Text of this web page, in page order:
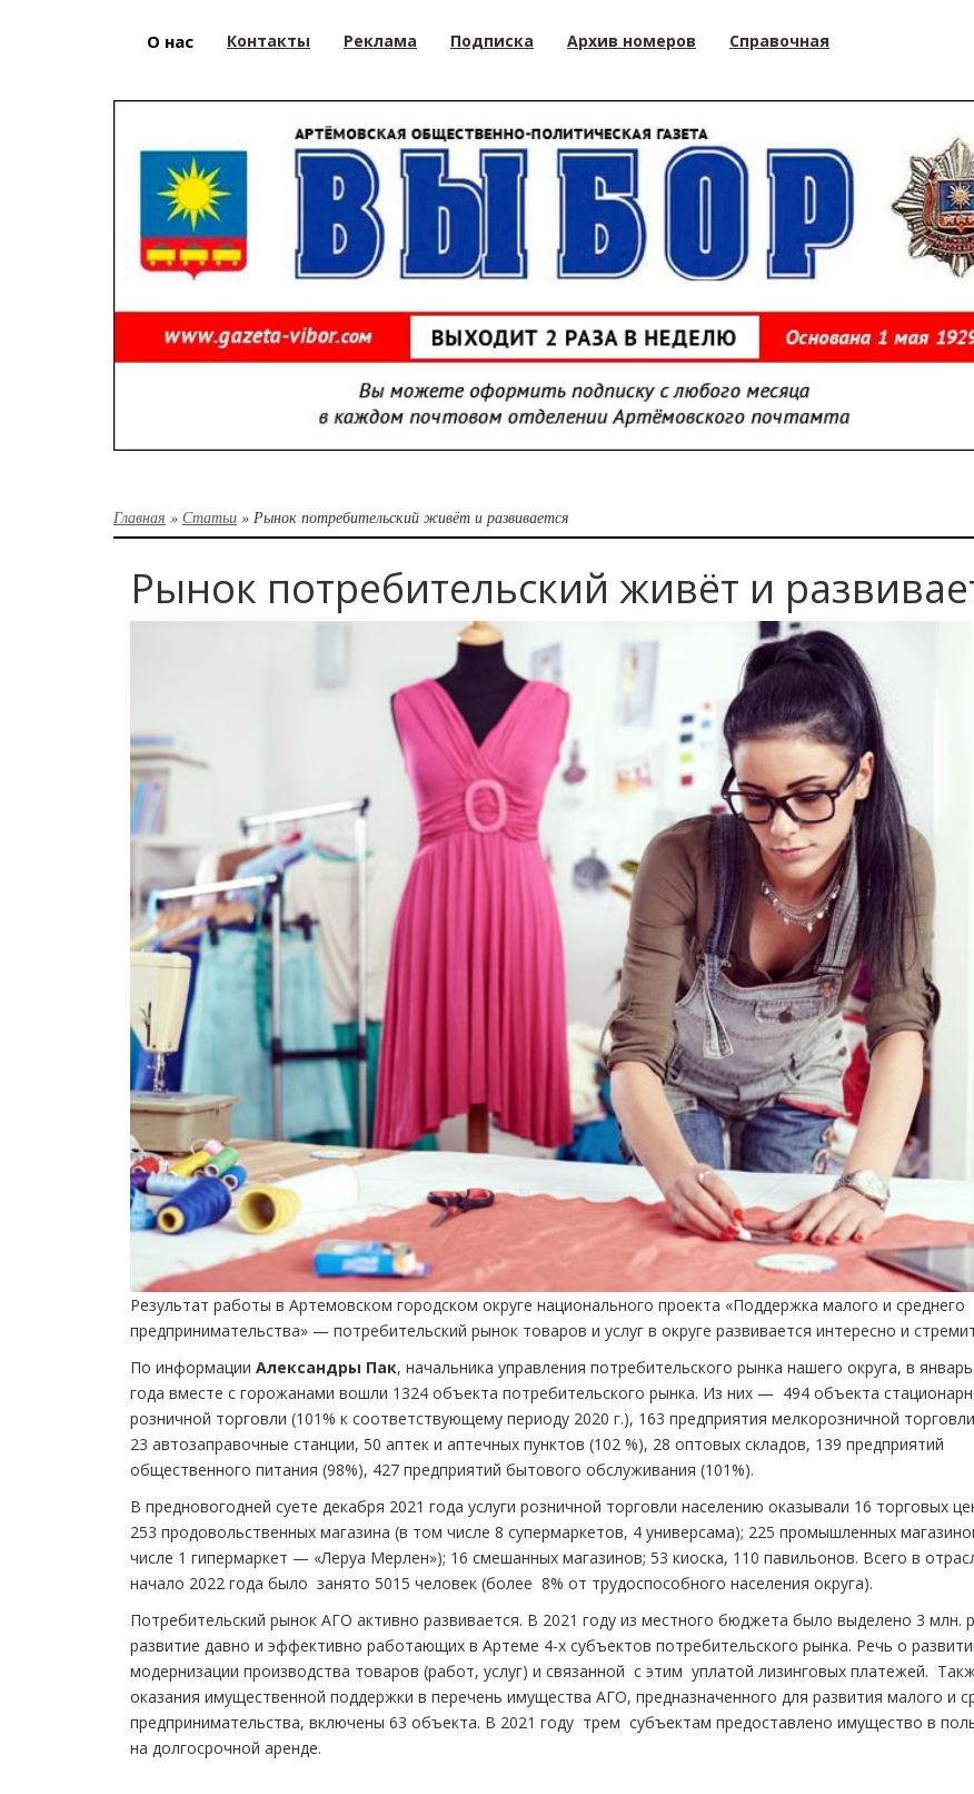
О нас Контакты Реклама Подписка Архив номеров Справочная
Главная » Статьи » Рынок потребительский живёт и развивается
Рынок потребительский живёт и
Результат работы в Артемовском городском округе национального проекта «Поддержка малого и среднего
предпринимательства» — потребительский рынок товаров и услуг в округе развивается интересно и
По информации Александры Пак, начальника управления потребительского рынка нашего округа, в
года вместе с горожанами вошли 1324 объекта потребительского рынка. Из них — 494 объекта
розничной торговли (101% к соответствующему периоду 2020 г.), 163 предприятия мелкорозничной
23 автозаправочные станции, 50 аптек и аптечных пунктов (102 %), 28 оптовых складов, 139 предприятий
общественного питания (98%), 427 предприятий бытового обслуживания (101%).
В предновогодней суете декабря 2021 года услуги розничной торговли населению оказывали 16 торговых
253 продовольственных магазина (в том числе 8 супермаркетов, 4 универсама); 225 промышленных
числе 1 гипермаркет — «Леруа Мерлен»); 16 смешанных магазинов; 53 киоска, 110 павильонов. Всего в
начало 2022 года было занято 5015 человек (более 8% от трудоспособного населения округа).
Потребительский рынок АГО активно развивается. В 2021 году из местного бюджета было выделено 3 млн.
развитие давно и эффективно работающих в Артеме 4-х субъектов потребительского рынка. Речь о
модернизации производства товаров (работ, услуг) и связанной с этим уплатой лизинговых платежей.
оказания имущественной поддержки в перечень имущества АГО, предназначенного для развития малого и
предпринимательства, включены 63 объекта. В 2021 году трем субъектам предоставлено имущество в
на долгосрочной аренде.